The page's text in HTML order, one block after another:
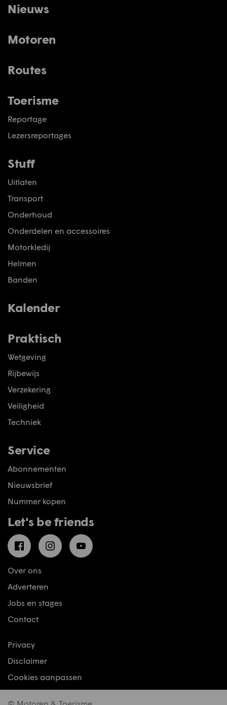
Nieuws
Motoren
Routes
Toerisme
Reportage
Lezersreportages
Stuff
Uitlaten
Transport
Onderhoud
Onderdelen en accessoires
Motorkledij
Helmen
Banden
Kalender
Praktisch
Wetgeving
Rijbewijs
Verzekering
Veiligheid
Techniek
Service
Abonnementen
Nieuwsbrief
Nummer kopen
Let's be friends
FacebookInstagramYouTube
Over ons
Adverteren
Jobs en stages
Contact
Privacy
Disclaimer
Cookies aanpassen